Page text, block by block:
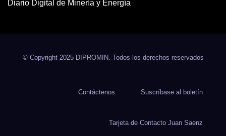
Diario Digital de Minería y Energía
© Copyright 2025 DIPROMIN. Todos los derechos reservados
Contáctenos Suscríbase al boletín
Tarjeta de Contacto Juan Saenz